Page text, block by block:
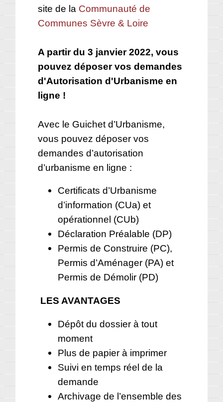
site de la Communauté de
Communes Sèvre & Loire
A partir du 3 janvier 2022, vous
pouvez déposer vos demandes
d'Autorisation d'Urbanisme en
ligne !
Avec le Guichet d’Urbanisme,
vous pouvez déposer vos
demandes d’autorisation
d’urbanisme en ligne :
Certificats d’Urbanisme
d’information (CUa) et
opérationnel (CUb)
Déclaration Préalable (DP)
Permis de Construire (PC),
Permis d’Aménager (PA) et
Permis de Démolir (PD)
LES AVANTAGES
Dépôt du dossier à tout
moment
Plus de papier à imprimer
Suivi en temps réel de la
demande
Archivage de l’ensemble des